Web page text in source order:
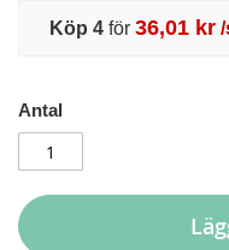
Köp 4 för 36,01 kr
Antal